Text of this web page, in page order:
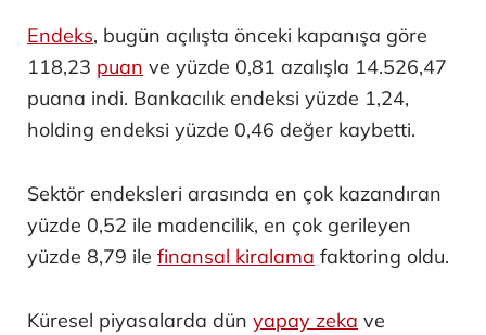
Endeks, bugün açılışta önceki kapanışa göre
118,23 puan ve yüzde 0,81 azalışla 14.526,47
puana indi. Bankacılık endeksi yüzde 1,24,
holding endeksi yüzde 0,46 değer kaybetti.
Sektör endeksleri arasında en çok kazandıran
yüzde 0,52 ile madencilik, en çok gerileyen
yüzde 8,79 ile finansal kiralama faktoring oldu.
Küresel piyasalarda dün yapay zeka ve